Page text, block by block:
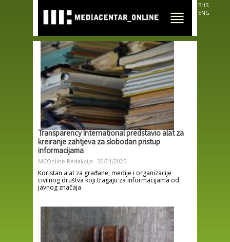
main
content
BHS
ENG
Transparency International predstavio alat za
kreiranje zahtjeva za slobodan pristup
informacijama
MCOnline Redakcija 30/01/2025
Koristan alat za građane, medije i organizacije
civilnog društva koji tragaju za informacijama od
javnog značaja.